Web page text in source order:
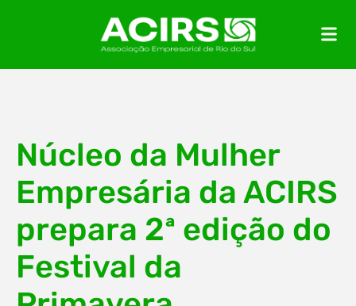
Núcleo da Mulher
Empresária da ACIRS
prepara 2ª edição do
Festival da